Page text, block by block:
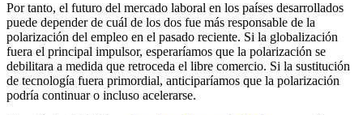
Por tanto, el futuro del mercado laboral en los países desarrollados
puede depender de cuál de los dos fue más responsable de la
polarización del empleo en el pasado reciente. Si la globalización
fuera el principal impulsor, esperaríamos que la polarización se
debilitara a medida que retroceda el libre comercio. Si la sustitución
de tecnología fuera primordial, anticiparíamos que la polarización
podría continuar o incluso acelerarse.